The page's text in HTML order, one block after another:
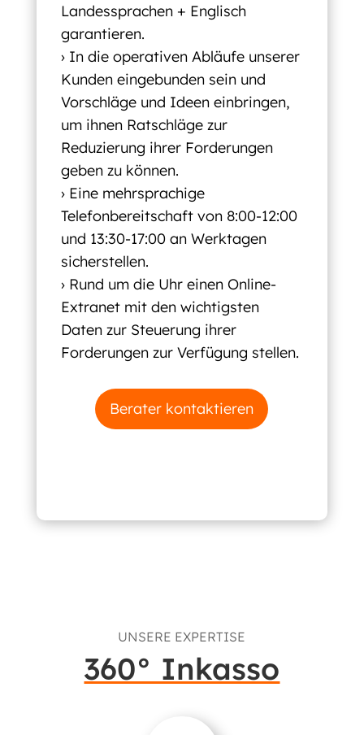
Landessprachen + Englisch
garantieren.
› In die operativen Abläufe unserer
Kunden eingebunden sein und
Vorschläge und Ideen einbringen,
um ihnen Ratschläge zur
Reduzierung ihrer Forderungen
geben zu können.
› Eine mehrsprachige
Telefonbereitschaft von 8:00-12:00
und 13:30-17:00 an Werktagen
sicherstellen.
› Rund um die Uhr einen Online-
Extranet mit den wichtigsten
Daten zur Steuerung ihrer
Forderungen zur Verfügung stellen.
Berater kontaktieren
UNSERE EXPERTISE
360° Inkasso